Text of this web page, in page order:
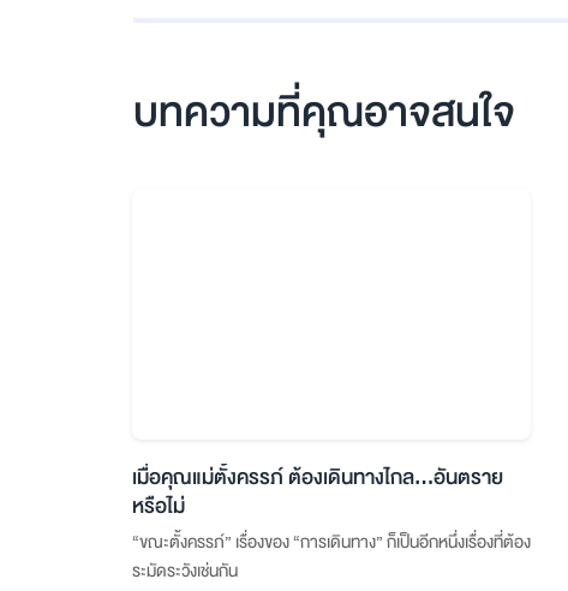
บทความที่คุณอาจสนใจ
เมื่อคุณแม่ตั้งครรภ์ ต้องเดินทางไกล…อันตราย
หรือไม่
“ขณะตั้งครรภ์” เรื่องของ “การเดินทาง” ก็เป็นอีกหนึ่งเรื่องที่ต้อง
ระมัดระวังเช่นกัน